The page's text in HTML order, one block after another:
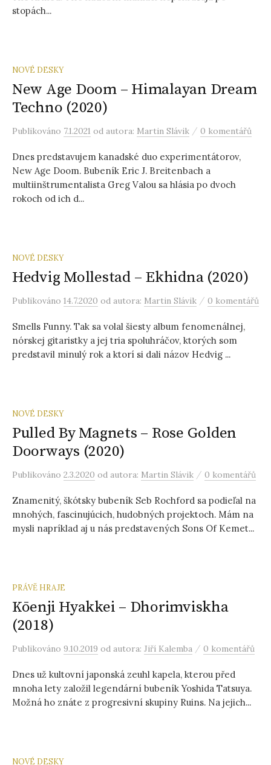
stopách...
NOVÉ DESKY
New Age Doom – Himalayan Dream
Techno (2020)
Publikováno 7.1.2021 od autora: Martin Slávik / 0 komentářů
Dnes predstavujem kanadské duo experimentátorov,
New Age Doom. Bubeník Eric J. Breitenbach a
multiinštrumentalista Greg Valou sa hlásia po dvoch
rokoch od ich d...
NOVÉ DESKY
Hedvig Mollestad – Ekhidna (2020)
Publikováno 14.7.2020 od autora: Martin Slávik / 0 komentářů
Smells Funny. Tak sa volal šiesty album fenomenálnej,
nórskej gitaristky a jej tria spoluhráčov, ktorých som
predstavil minulý rok a ktorí si dali názov Hedvig ...
NOVÉ DESKY
Pulled By Magnets – Rose Golden
Doorways (2020)
Publikováno 2.3.2020 od autora: Martin Slávik / 0 komentářů
Znamenitý, škótsky bubeník Seb Rochford sa podieľal na
mnohých, fascinujúcich, hudobných projektoch. Mám na
mysli napríklad aj u nás predstavených Sons Of Kemet...
PRÁVĚ HRAJE
Kōenji Hyakkei – Dhorimviskha
(2018)
Publikováno 9.10.2019 od autora: Jiří Kalemba / 0 komentářů
Dnes už kultovní japonská zeuhl kapela, kterou před
mnoha lety založil legendární bubeník Yoshida Tatsuya.
Možná ho znáte z progresivní skupiny Ruins. Na jejich...
NOVÉ DESKY